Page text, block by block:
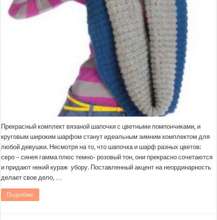
Прекрасный комплект вязаной шапочки с цветными помпончиками, и
круговым широким шарфом станут идеальным зимним комплектом для
любой девушки. Несмотря на то, что шапочка и шарф разных цветов:
серо – синея гамма плюс темно- розовый тон, они прекрасно сочетаются
и придают некий кураж убору. Поставленный акцент на неординарность
делает свое дело, …
Подробнее